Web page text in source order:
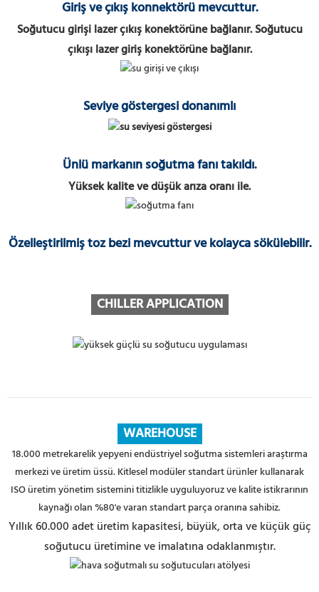
Giriş ve çıkış konnektörü mevcuttur.
Soğutucu girişi lazer çıkış konektörüne bağlanır. Soğutucu
çıkışı lazer giriş konektörüne bağlanır.
Seviye göstergesi donanımlı
Ünlü markanın soğutma fanı takıldı.
Yüksek kalite ve düşük arıza oranı ile.
Özelleştirilmiş toz bezi mevcuttur ve kolayca sökülebilir.
CHILLER APPLICATION
WAREHOUSE
18.000 metrekarelik yepyeni endüstriyel soğutma sistemleri araştırma
merkezi ve üretim üssü. Kitlesel modüler standart ürünler kullanarak
ISO üretim yönetim sistemini titizlikle uyguluyoruz ve kalite istikrarının
kaynağı olan %80'e varan standart parça oranına sahibiz.
Yıllık 60.000 adet üretim kapasitesi, büyük, orta ve küçük güç
soğutucu üretimine ve imalatına odaklanmıştır.